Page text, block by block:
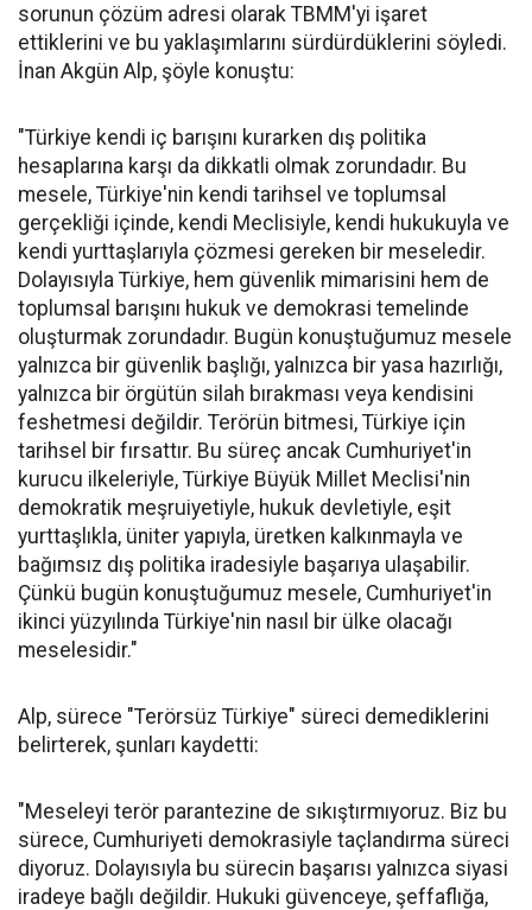
sorunun çözüm adresi olarak TBMM'yi işaret
ettiklerini ve bu yaklaşımlarını sürdürdüklerini söyledi.
İnan Akgün Alp, şöyle konuştu:
"Türkiye kendi iç barışını kurarken dış politika
hesaplarına karşı da dikkatli olmak zorundadır. Bu
mesele, Türkiye'nin kendi tarihsel ve toplumsal
gerçekliği içinde, kendi Meclisiyle, kendi hukukuyla ve
kendi yurttaşlarıyla çözmesi gereken bir meseledir.
Dolayısıyla Türkiye, hem güvenlik mimarisini hem de
toplumsal barışını hukuk ve demokrasi temelinde
oluşturmak zorundadır. Bugün konuştuğumuz mesele
yalnızca bir güvenlik başlığı, yalnızca bir yasa hazırlığı,
yalnızca bir örgütün silah bırakması veya kendisini
feshetmesi değildir. Terörün bitmesi, Türkiye için
tarihsel bir fırsattır. Bu süreç ancak Cumhuriyet'in
kurucu ilkeleriyle, Türkiye Büyük Millet Meclisi'nin
demokratik meşruiyetiyle, hukuk devletiyle, eşit
yurttaşlıkla, üniter yapıyla, üretken kalkınmayla ve
bağımsız dış politika iradesiyle başarıya ulaşabilir.
Çünkü bugün konuştuğumuz mesele, Cumhuriyet'in
ikinci yüzyılında Türkiye'nin nasıl bir ülke olacağı
meselesidir."
Alp, sürece "Terörsüz Türkiye" süreci demediklerini
belirterek, şunları kaydetti:
"Meseleyi terör parantezine de sıkıştırmıyoruz. Biz bu
sürece, Cumhuriyeti demokrasiyle taçlandırma süreci
diyoruz. Dolayısıyla bu sürecin başarısı yalnızca siyasi
iradeye bağlı değildir. Hukuki güvenceye, şeffaflığa,